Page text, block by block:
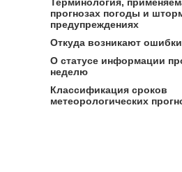
прогнозах погоды и
предупреждениях
Откуда возникают
О статусе информации
неделю
Классификация сроков
метеорологических